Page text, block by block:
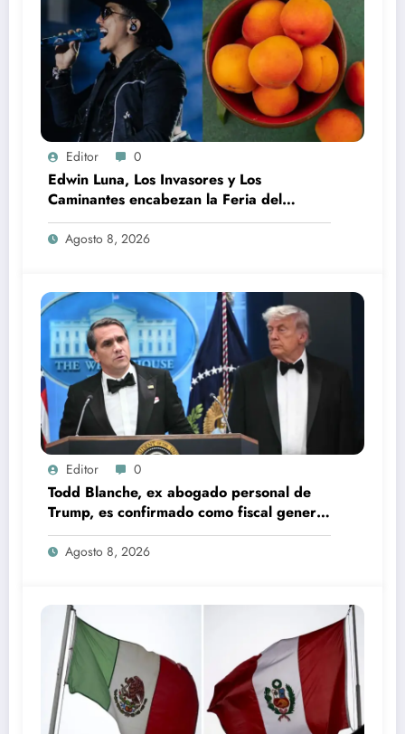
Editor 0
Edwin Luna, Los Invasores y Los
Caminantes encabezan la Feria del
Durazno en Tetela de Ocampo
Agosto 8, 2026
Editor 0
Todd Blanche, ex abogado personal de
Trump, es confirmado como fiscal general
de EU
Agosto 8, 2026